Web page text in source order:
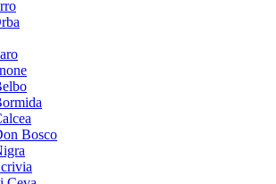
Bosco